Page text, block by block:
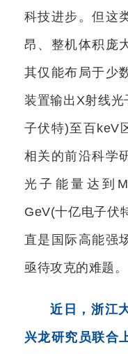
科技进步。但这
昂、整机体积庞
其仅能布局于少
装置输出X射线
子伏特)至百keV
相关的前沿科学
光子能量达到
GeV(十亿电子伏
直是国际高能强
亟待攻克的难题。
近日，浙江
兴龙研究员联合